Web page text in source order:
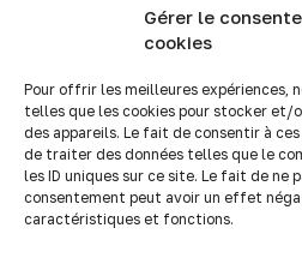
Gérer le
cookies
Pour offrir les meilleures expériences,
telles que les cookies pour stocker et/
des appareils. Le fait de consentir à
de traiter des données telles que le
les ID uniques sur ce site. Le fait de ne
consentement peut avoir un effet
caractéristiques et fonctions.
Créer un
Nos points
Devenir
Accès B
SUIVEZ-